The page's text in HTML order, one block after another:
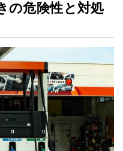
の危険性と対処